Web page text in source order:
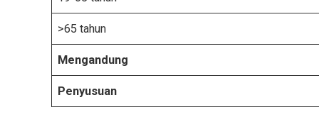
>65 tahun
Mengandung
Penyusuan